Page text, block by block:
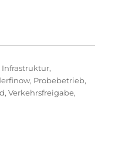
Kategorien
Infrastruktur,
, Probebetrieb,
,Verkehrsfreigabe,